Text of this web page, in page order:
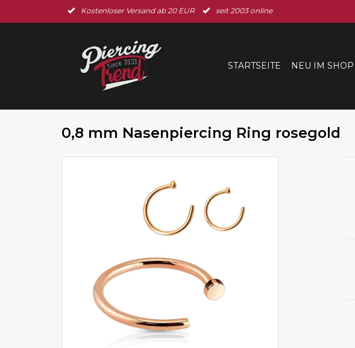
Kostenloser Versand ab 20 EUR seit 2003 online
STARTSEITE NEU IM SHOP
0,8 mm Nasenpiercing Ring rosegold